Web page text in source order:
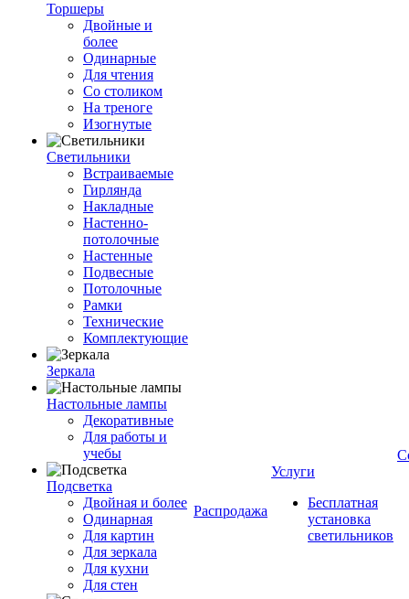
Торшеры
Двойные и
более
Одинарные
Для чтения
Со столиком
На треноге
Изогнутые
Светильники
Встраиваемые
Гирлянда
Накладные
Настенно-
потолочные
Настенные
Подвесные
Потолочные
Рамки
Технические
Комплектующие
Зеркала
Настольные лампы
Декоративные
Для работы и
учебы
Подсветка
Двойная и более
Одинарная
Для картин
Для зеркала
Для кухни
Для стен
Распродажа
Услуги
Бесплатная
установка
светильников